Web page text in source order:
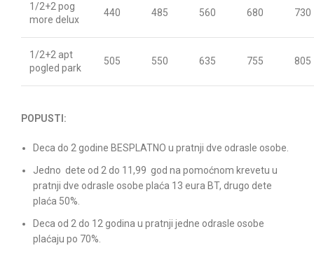
1/2+2 pog
more delux
440 485 560 680 730
1/2+2 apt
pogled park
505 550 635 755 805
POPUSTI:
Deca do 2 godine BESPLATNO u pratnji dve odrasle osobe.
Jedno dete od 2 do 11,99 god na pomoćnom krevetu u
pratnji dve odrasle osobe plaća 13 eura BT, drugo dete
plaća 50%.
Deca od 2 do 12 godina u pratnji jedne odrasle osobe
plaćaju po 70%.